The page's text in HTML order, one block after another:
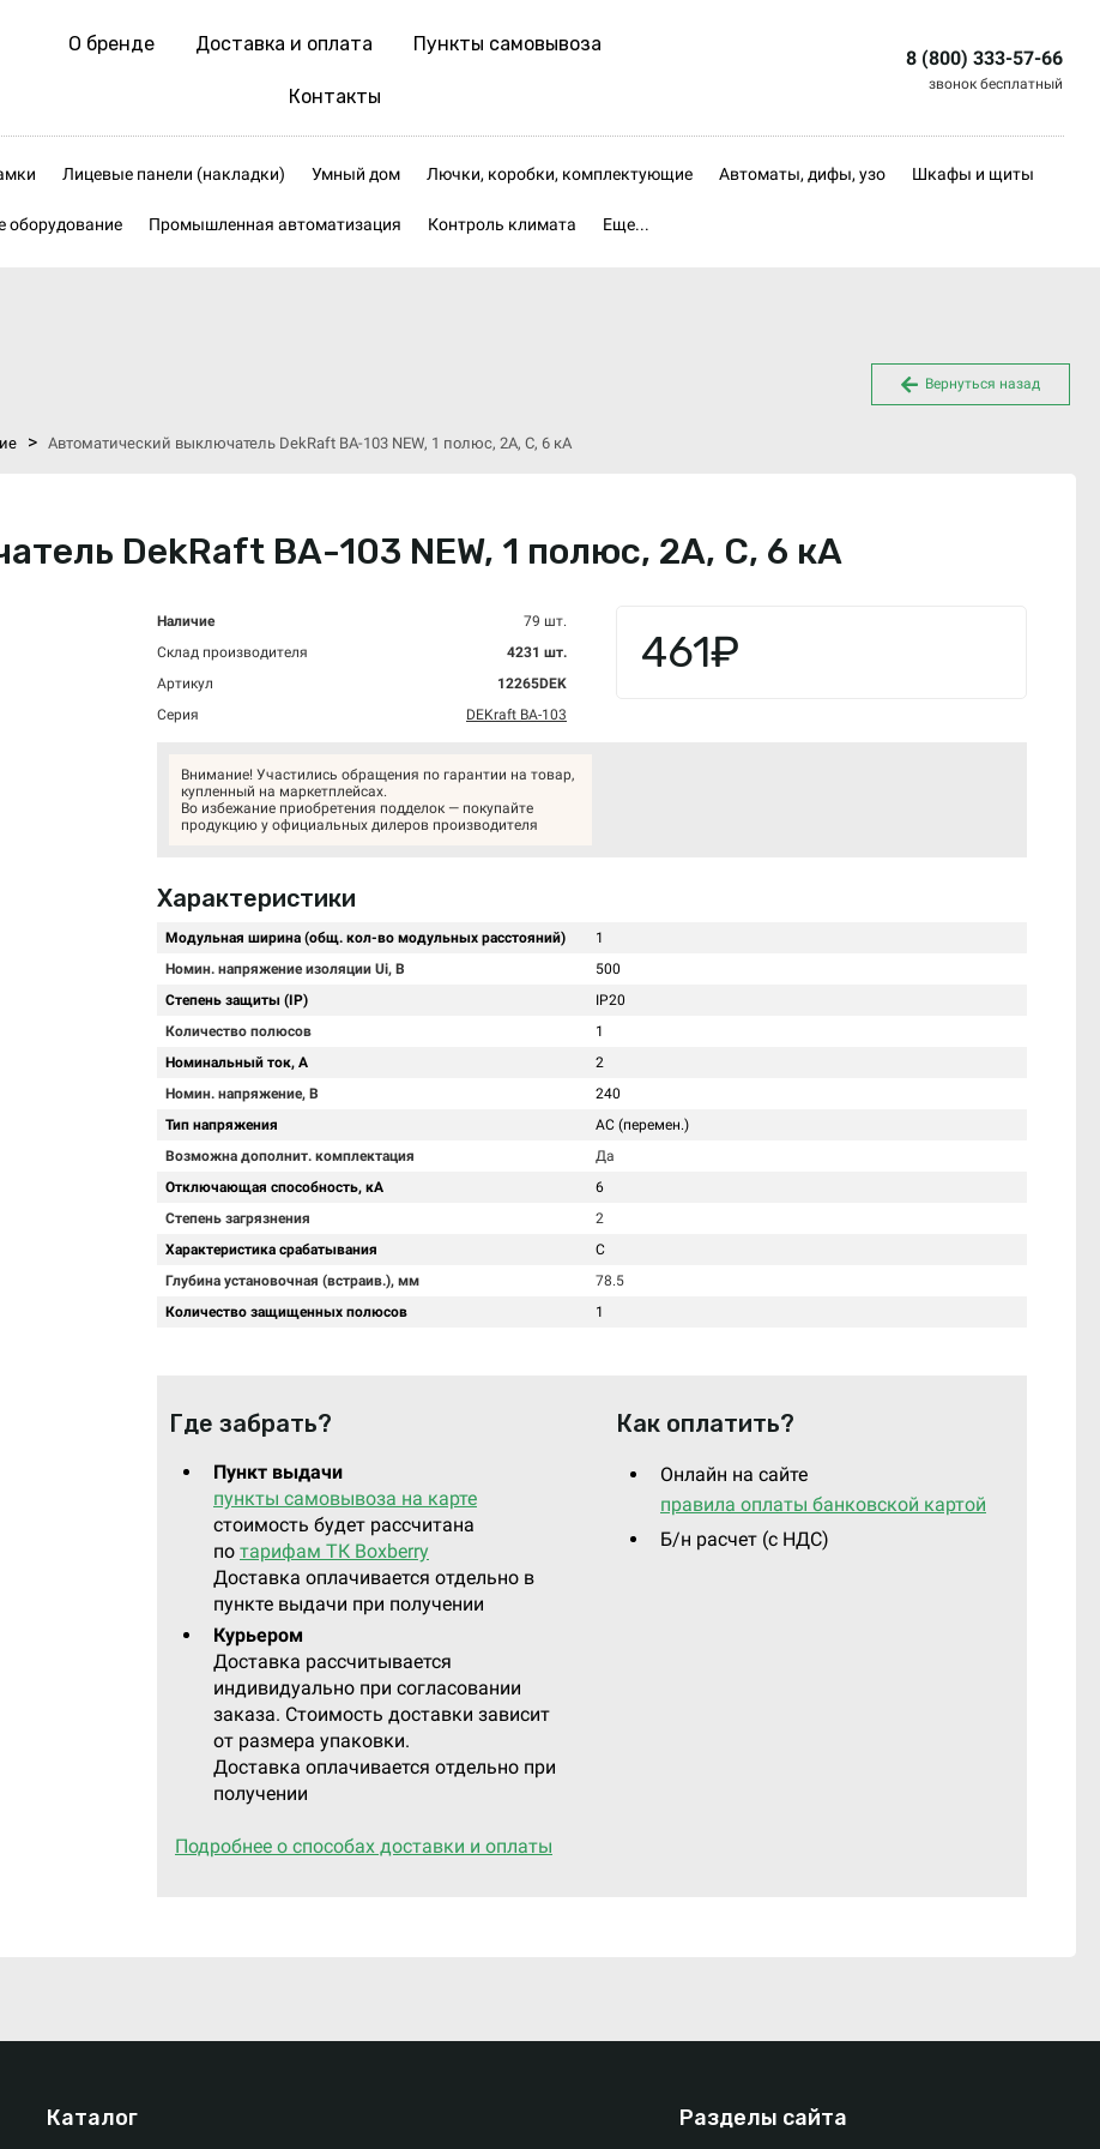
О бренде Доставка и оплата Пункты самовывоза
Контакты
8 (800) 333-57-66
звонок бесплатный
Лицевые панели (накладки) Умный дом Лючки, коробки, комплектующие Автоматы, дифы, узо Шкафы и щиты
оборудование Промышленная автоматизация Контроль климата Еще...
Вернуться назад
> Автоматический выключатель DekRaft ВА-103 NEW, 1 полюс, 2А, С, 6 кА
DekRaft ВА-103 NEW, 1 полюс, 2А, С, 6 кА
Наличие
79 шт.
Склад производителя
4231 шт.
Артикул
12265DEK
Серия
DEKraft ВА-103
461₽
Внимание! Участились обращения по гарантии на товар,
купленный на маркетплейсах.
Во избежание приобретения подделок — покупайте
продукцию у официальных дилеров производителя
Характеристики
Модульная ширина (общ. кол-во модульных расстояний)
1
Номин. напряжение изоляции Ui, В
500
Степень защиты (IP)
IP20
Количество полюсов
1
Номинальный ток, А
2
Номин. напряжение, В
240
Тип напряжения
AC (перемен.)
Возможна дополнит. комплектация
Да
Отключающая способность, кА
6
Степень загрязнения
2
Характеристика срабатывания
C
Глубина установочная (встраив.), мм
78.5
Количество защищенных полюсов
1
Где забрать?
Пункт выдачи
пункты самовывоза на карте
стоимость будет рассчитана
по тарифам ТК Boxberry
Доставка оплачивается отдельно в
пункте выдачи при получении
Курьером
Доставка рассчитывается
индивидуально при согласовании
заказа. Стоимость доставки зависит
от размера упаковки.
Доставка оплачивается отдельно при
получении
Подробнее о способах доставки и оплаты
Как оплатить?
Онлайн на сайте
правила оплаты банковской картой
Б/н расчет (c НДС)
Каталог Разделы сайта